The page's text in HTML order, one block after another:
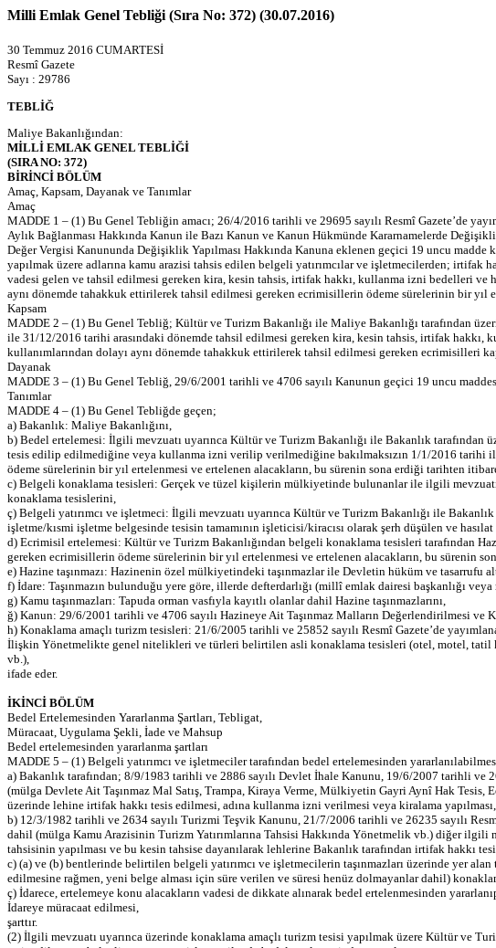
Milli Emlak Genel Tebliği (Sıra No: 372) (30.07.2016)
30 Temmuz 2016 CUMARTESİ
Resmî Gazete
Sayı : 29786
TEBLİĞ
Maliye Bakanlığından:
MİLLİ EMLAK GENEL TEBLİĞİ
(SIRA NO: 372)
BİRİNCİ BÖLÜM
Amaç, Kapsam, Dayanak ve Tanımlar
Amaç
MADDE 1 – (1) Bu Genel Tebliğin amacı; 26/4/2016 tarihli ve 29695 sayılı Resmî Gazete’de
Aylık Bağlanması Hakkında Kanun ile Bazı Kanun ve Kanun Hükmünde Kararnamelerde
Değer Vergisi Kanununda Değişiklik Yapılması Hakkında Kanuna eklenen geçici 19 uncu
yapılmak üzere adlarına kamu arazisi tahsis edilen belgeli yatırımcılar ve işletmecilerden;
vadesi gelen ve tahsil edilmesi gereken kira, kesin tahsis, irtifak hakkı, kullanma izni bedelleri ve
aynı dönemde tahakkuk ettirilerek tahsil edilmesi gereken ecrimisillerin ödeme sürelerinin bir yıl
Kapsam
MADDE 2 – (1) Bu Genel Tebliğ; Kültür ve Turizm Bakanlığı ile Maliye Bakanlığı tarafından
ile 31/12/2016 tarihi arasındaki dönemde tahsil edilmesi gereken kira, kesin tahsis, irtifak hakkı,
kullanımlarından dolayı aynı dönemde tahakkuk ettirilerek tahsil edilmesi gereken ecrimisilleri
Dayanak
MADDE 3 – (1) Bu Genel Tebliğ, 29/6/2001 tarihli ve 4706 sayılı Kanunun geçici 19 uncu
Tanımlar
MADDE 4 – (1) Bu Genel Tebliğde geçen;
a) Bakanlık: Maliye Bakanlığını,
b) Bedel ertelemesi: İlgili mevzuatı uyarınca Kültür ve Turizm Bakanlığı ile Bakanlık tarafından
tesis edilip edilmediğine veya kullanma izni verilip verilmediğine bakılmaksızın 1/1/2016 tarihi
ödeme sürelerinin bir yıl ertelenmesi ve ertelenen alacakların, bu sürenin sona erdiği tarihten
c) Belgeli konaklama tesisleri: Gerçek ve tüzel kişilerin mülkiyetinde bulunanlar ile ilgili
konaklama tesislerini,
ç) Belgeli yatırımcı ve işletmeci: İlgili mevzuatı uyarınca Kültür ve Turizm Bakanlığı ile
işletme/kısmi işletme belgesinde tesisin tamamının işleticisi/kiracısı olarak şerh düşülen ve hasılat
d) Ecrimisil ertelemesi: Kültür ve Turizm Bakanlığından belgeli konaklama tesisleri tarafından
gereken ecrimisillerin ödeme sürelerinin bir yıl ertelenmesi ve ertelenen alacakların, bu sürenin
e) Hazine taşınmazı: Hazinenin özel mülkiyetindeki taşınmazlar ile Devletin hüküm ve tasarrufu
f) İdare: Taşınmazın bulunduğu yere göre, illerde defterdarlığı (millî emlak dairesi başkanlığı
g) Kamu taşınmazları: Tapuda orman vasfıyla kayıtlı olanlar dahil Hazine taşınmazlarını,
ğ) Kanun: 29/6/2001 tarihli ve 4706 sayılı Hazineye Ait Taşınmaz Malların Değerlendirilmesi ve
h) Konaklama amaçlı turizm tesisleri: 21/6/2005 tarihli ve 25852 sayılı Resmî Gazete’de
İlişkin Yönetmelikte genel nitelikleri ve türleri belirtilen asli konaklama tesisleri (otel, motel,
vb.),
ifade eder.
İKİNCİ BÖLÜM
Bedel Ertelemesinden Yararlanma Şartları, Tebligat,
Müracaat, Uygulama Şekli, İade ve Mahsup
Bedel ertelemesinden yararlanma şartları
MADDE 5 – (1) Belgeli yatırımcı ve işletmeciler tarafından bedel ertelemesinden
a) Bakanlık tarafından; 8/9/1983 tarihli ve 2886 sayılı Devlet İhale Kanunu, 19/6/2007 tarihli ve
(mülga Devlete Ait Taşınmaz Mal Satış, Trampa, Kiraya Verme, Mülkiyetin Gayri Aynî Hak
üzerinde lehine irtifak hakkı tesis edilmesi, adına kullanma izni verilmesi veya kiralama yapılması,
b) 12/3/1982 tarihli ve 2634 sayılı Turizmi Teşvik Kanunu, 21/7/2006 tarihli ve 26235 sayılı
dahil (mülga Kamu Arazisinin Turizm Yatırımlarına Tahsisi Hakkında Yönetmelik vb.) diğer ilgili
tahsisinin yapılması ve bu kesin tahsise dayanılarak lehlerine Bakanlık tarafından irtifak hakkı
c) (a) ve (b) bentlerinde belirtilen belgeli yatırımcı ve işletmecilerin taşınmazları üzerinde yer
edilmesine rağmen, yeni belge alması için süre verilen ve süresi henüz dolmayanlar dahil)
ç) İdarece, ertelemeye konu alacakların vadesi de dikkate alınarak bedel ertelenmesinden
İdareye müracaat edilmesi,
şarttır.
(2) İlgili mevzuatı uyarınca üzerinde konaklama amaçlı turizm tesisi yapılmak üzere Kültür ve